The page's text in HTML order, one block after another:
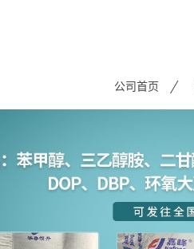
公司首页